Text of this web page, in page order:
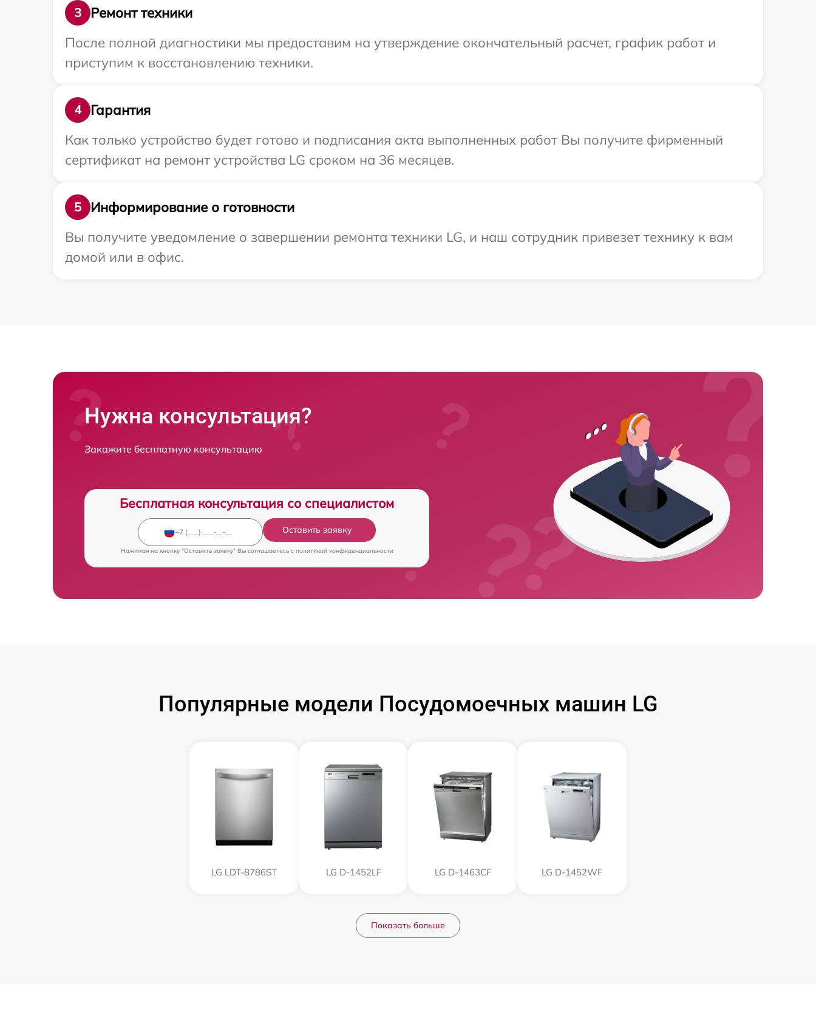
3
Ремонт техники
После полной диагностики мы предоставим на утверждение окончательный расчет, график работ и
приступим к восстановлению техники.
4
Гарантия
Как только устройство будет готово и подписания акта выполненных работ Вы получите фирменный
сертификат на ремонт устройства LG сроком на 36 месяцев.
5
Информирование о готовности
Вы получите уведомление о завершении ремонта техники LG, и наш сотрудник привезет технику к вам
домой или в офис.
Нужна консультация?
Закажите бесплатную консультацию
Бесплатная консультация со специалистом
Оставить заявку
Нажимая на кнопку "Оставить заявку" Вы соглашаетесь c политикой конфиденциальности
Популярные модели Посудомоечных машин LG
LG LDT-8786ST LG D-1452LF LG D-1463CF LG D-1452WF
Показать больше